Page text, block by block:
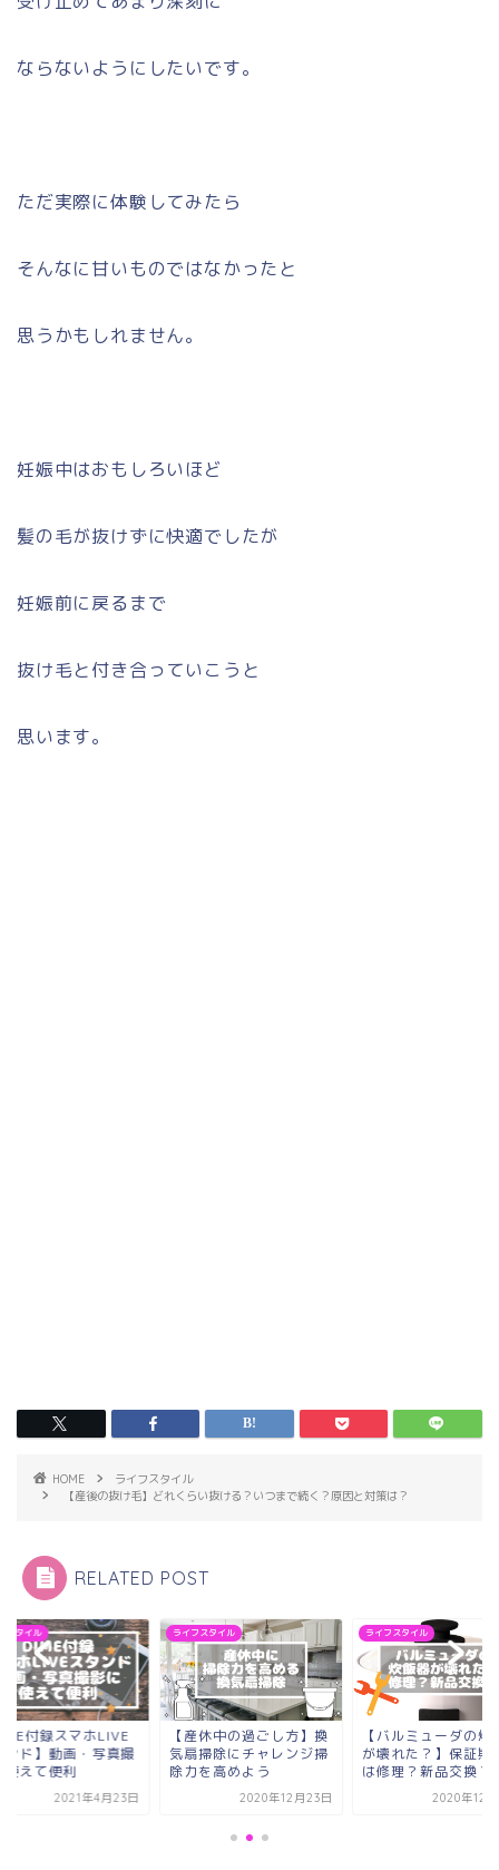
ならないようにしたいです。
ただ実際に体験してみたら
そんなに甘いものではなかったと
思うかもしれません。
妊娠中はおもしろいほど
髪の毛が抜けずに快適でしたが
妊娠前に戻るまで
抜け毛と付き合っていこうと
思います。
HOME
ライフスタイル
【産後の抜け毛】どれくらい抜ける？いつまで続く？原因と対策は？
RELATED POST
スタイル
付録スマホLIVE
ンド】動画・写真撮
使えて便利
2021年4月23日
ライフスタイル
【産休中の過ごし方】換
気扇掃除にチャレンジ掃
除力を高めよう
2020年12月23日
ライフスタイル
【バルミューダの炊
が壊れた？】保証期
は修理？新品交換？
2020年12